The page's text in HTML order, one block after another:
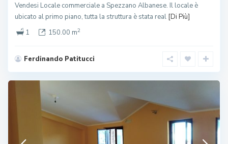
Vendesi Locale commerciale a Spezzano Albanese. Il locale è
ubicato al primo piano, tutta la struttura è stata real [Di Più]
1
150.00 m2
Ferdinando Patitucci